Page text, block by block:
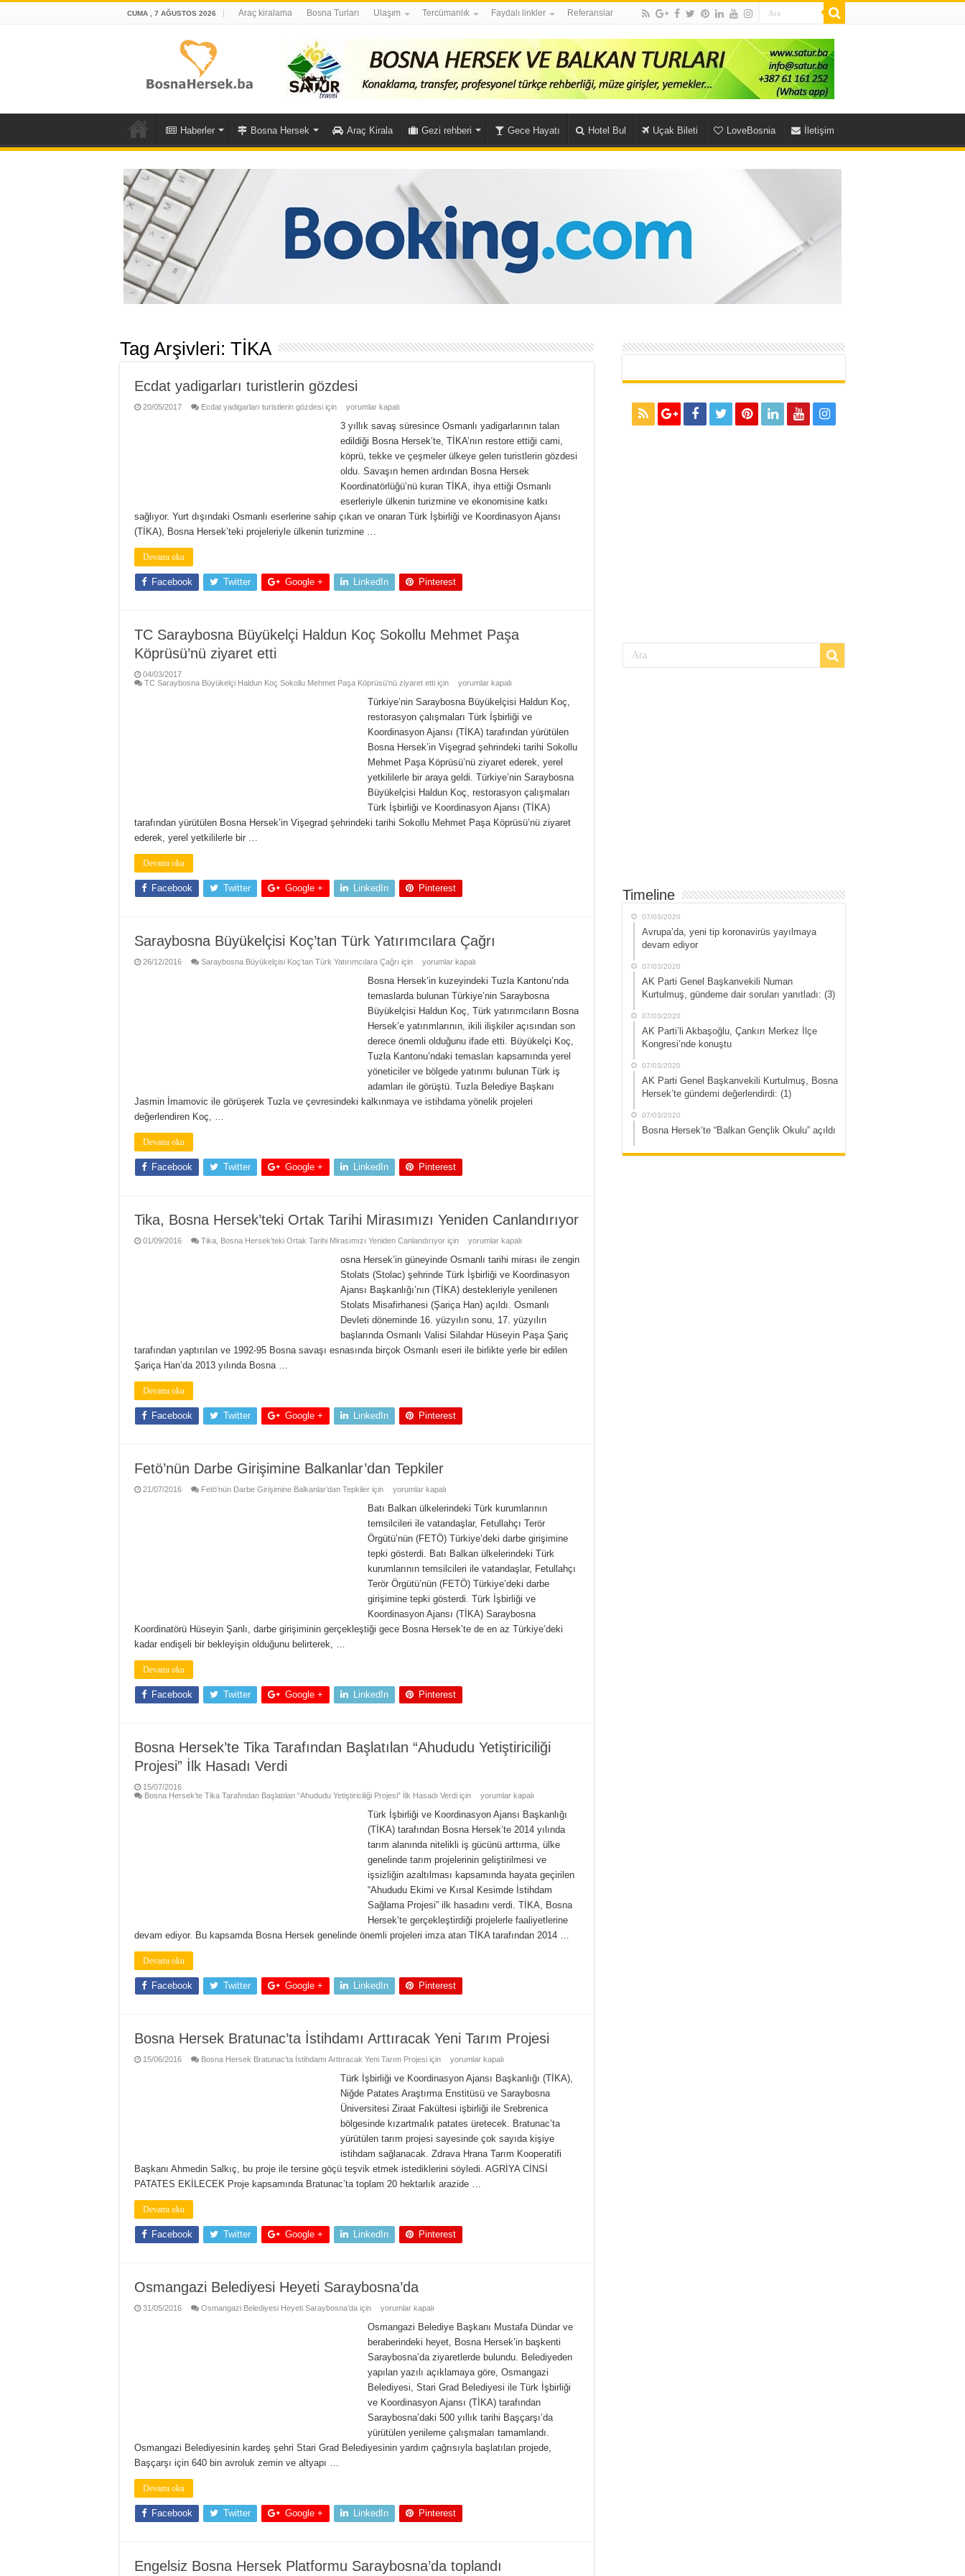
CUMA , 7 AĞUSTOS 2026 Araç kiralama Bosna Turları Ulaşım Tercümanlık Faydalı linkler Referanslar
Haberler Bosna Hersek Araç Kirala Gezi rehberi Gece Hayatı Hotel Bul Uçak Bileti LoveBosnia İletişim
Tag Arşivleri: TİKA
Ecdat yadigarları turistlerin gözdesi
20/05/2017 Ecdat yadigarları turistlerin gözdesi için yorumlar kapalı
3 yıllık savaş süresince Osmanlı yadigarlarının talan
edildiği Bosna Hersek’te, TİKA’nın restore ettiği cami,
köprü, tekke ve çeşmeler ülkeye gelen turistlerin gözdesi
oldu. Savaşın hemen ardından Bosna Hersek
Koordinatörlüğü’nü kuran TİKA, ihya ettiği Osmanlı
eserleriyle ülkenin turizmine ve ekonomisine katkı
sağlıyor. Yurt dışındaki Osmanlı eserlerine sahip çıkan ve onaran Türk İşbirliği ve Koordinasyon Ajansı
(TİKA), Bosna Hersek’teki projeleriyle ülkenin turizmine …
Devamı oku
Facebook Twitter Google + LinkedIn Pinterest
TC Saraybosna Büyükelçi Haldun Koç Sokollu Mehmet Paşa
Köprüsü’nü ziyaret etti
04/03/2017
TC Saraybosna Büyükelçi Haldun Koç Sokollu Mehmet Paşa Köprüsü’nü ziyaret etti için
yorumlar kapalı
Türkiye’nin Saraybosna Büyükelçisi Haldun Koç,
restorasyon çalışmaları Türk İşbirliği ve
Koordinasyon Ajansı (TİKA) tarafından yürütülen
Bosna Hersek’in Vişegrad şehrindeki tarihi Sokollu
Mehmet Paşa Köprüsü’nü ziyaret ederek, yerel
yetkililerle bir araya geldi. Türkiye’nin Saraybosna
Büyükelçisi Haldun Koç, restorasyon çalışmaları
Türk İşbirliği ve Koordinasyon Ajansı (TİKA)
tarafından yürütülen Bosna Hersek’in Vişegrad şehrindeki tarihi Sokollu Mehmet Paşa Köprüsü’nü ziyaret
ederek, yerel yetkililerle bir …
Devamı oku
Facebook Twitter Google + LinkedIn Pinterest
Saraybosna Büyükelçisi Koç’tan Türk Yatırımcılara Çağrı
26/12/2016 Saraybosna Büyükelçisi Koç’tan Türk Yatırımcılara Çağrı için yorumlar kapalı
Bosna Hersek’in kuzeyindeki Tuzla Kantonu’nda
temaslarda bulunan Türkiye’nin Saraybosna
Büyükelçisi Haldun Koç, Türk yatırımcıların Bosna
Hersek’e yatırımlarının, ikili ilişkiler açısından son
derece önemli olduğunu ifade etti. Büyükelçi Koç,
Tuzla Kantonu’ndaki temasları kapsamında yerel
yöneticiler ve bölgede yatırımı bulunan Türk iş
adamları ile görüştü. Tuzla Belediye Başkanı
Jasmin İmamovic ile görüşerek Tuzla ve çevresindeki kalkınmaya ve istihdama yönelik projeleri
değerlendiren Koç, …
Devamı oku
Facebook Twitter Google + LinkedIn Pinterest
Tika, Bosna Hersek’teki Ortak Tarihi Mirasımızı Yeniden Canlandırıyor
01/09/2016 Tika, Bosna Hersek’teki Ortak Tarihi Mirasımızı Yeniden Canlandırıyor için yorumlar kapalı
osna Hersek’in güneyinde Osmanlı tarihi mirası ile zengin
Stolats (Stolac) şehrinde Türk İşbirliği ve Koordinasyon
Ajansı Başkanlığı’nın (TİKA) destekleriyle yenilenen
Stolats Misafirhanesi (Şariça Han) açıldı. Osmanlı
Devleti döneminde 16. yüzyılın sonu, 17. yüzyılın
başlarında Osmanlı Valisi Silahdar Hüseyin Paşa Şariç
tarafından yaptırılan ve 1992-95 Bosna savaşı esnasında birçok Osmanlı eseri ile birlikte yerle bir edilen
Şariça Han’da 2013 yılında Bosna …
Devamı oku
Facebook Twitter Google + LinkedIn Pinterest
Fetö’nün Darbe Girişimine Balkanlar’dan Tepkiler
21/07/2016 Fetö’nün Darbe Girişimine Balkanlar’dan Tepkiler için yorumlar kapalı
Batı Balkan ülkelerindeki Türk kurumlarının
temsilcileri ile vatandaşlar, Fetullahçı Terör
Örgütü’nün (FETÖ) Türkiye’deki darbe girişimine
tepki gösterdi. Batı Balkan ülkelerindeki Türk
kurumlarının temsilcileri ile vatandaşlar, Fetullahçı
Terör Örgütü’nün (FETÖ) Türkiye’deki darbe
girişimine tepki gösterdi. Türk İşbirliği ve
Koordinasyon Ajansı (TİKA) Saraybosna
Koordinatörü Hüseyin Şanlı, darbe girişiminin gerçekleştiği gece Bosna Hersek’te de en az Türkiye’deki
kadar endişeli bir bekleyişin olduğunu belirterek, …
Devamı oku
Facebook Twitter Google + LinkedIn Pinterest
Bosna Hersek’te Tika Tarafından Başlatılan “Ahududu Yetiştiriciliği
Projesi” İlk Hasadı Verdi
15/07/2016
Bosna Hersek’te Tika Tarafından Başlatılan “Ahududu Yetiştiriciliği Projesi” İlk Hasadı Verdi için
yorumlar kapalı
Türk İşbirliği ve Koordinasyon Ajansı Başkanlığı
(TİKA) tarafından Bosna Hersek’te 2014 yılında
tarım alanında nitelikli iş gücünü arttırma, ülke
genelinde tarım projelerinin geliştirilmesi ve
işsizliğin azaltılması kapsamında hayata geçirilen
“Ahududu Ekimi ve Kırsal Kesimde İstihdam
Sağlama Projesi” ilk hasadını verdi. TİKA, Bosna
Hersek’te gerçekleştirdiği projelerle faaliyetlerine
devam ediyor. Bu kapsamda Bosna Hersek genelinde önemli projeleri imza atan TİKA tarafından 2014 …
Devamı oku
Facebook Twitter Google + LinkedIn Pinterest
Bosna Hersek Bratunac’ta İstihdamı Arttıracak Yeni Tarım Projesi
15/06/2016 Bosna Hersek Bratunac’ta İstihdamı Arttıracak Yeni Tarım Projesi için yorumlar kapalı
Türk İşbirliği ve Koordinasyon Ajansı Başkanlığı (TİKA),
Niğde Patates Araştırma Enstitüsü ve Saraybosna
Üniversitesi Ziraat Fakültesi işbirliği ile Srebrenica
bölgesinde kızartmalık patates üretecek. Bratunac’ta
yürütülen tarım projesi sayesinde çok sayıda kişiye
istihdam sağlanacak. Zdrava Hrana Tarım Kooperatifi
Başkanı Ahmedin Salkıç, bu proje ile tersine göçü teşvik etmek istediklerini söyledi. AGRİYA CİNSİ
PATATES EKİLECEK Proje kapsamında Bratunac’ta toplam 20 hektarlık arazide …
Devamı oku
Facebook Twitter Google + LinkedIn Pinterest
Osmangazi Belediyesi Heyeti Saraybosna’da
31/05/2016 Osmangazi Belediyesi Heyeti Saraybosna’da için yorumlar kapalı
Osmangazi Belediye Başkanı Mustafa Dündar ve
beraberindeki heyet, Bosna Hersek’in başkenti
Saraybosna’da ziyaretlerde bulundu. Belediyeden
yapılan yazılı açıklamaya göre, Osmangazi
Belediyesi, Stari Grad Belediyesi ile Türk İşbirliği
ve Koordinasyon Ajansı (TİKA) tarafından
Saraybosna’daki 500 yıllık tarihi Başçarşı’da
yürütülen yenileme çalışmaları tamamlandı.
Osmangazi Belediyesinin kardeş şehri Stari Grad Belediyesinin yardım çağrısıyla başlatılan projede,
Başçarşı için 640 bin avroluk zemin ve altyapı …
Devamı oku
Facebook Twitter Google + LinkedIn Pinterest
Engelsiz Bosna Hersek Platformu Saraybosna’da toplandı
Timeline
07/03/2020
Avrupa’da, yeni tip koronavirüs yayılmaya
devam ediyor
07/03/2020
AK Parti Genel Başkanvekili Numan
Kurtulmuş, gündeme dair soruları yanıtladı: (3)
07/03/2020
AK Parti’li Akbaşoğlu, Çankırı Merkez İlçe
Kongresi’nde konuştu
07/03/2020
AK Parti Genel Başkanvekili Kurtulmuş, Bosna
Hersek’te gündemi değerlendirdi: (1)
07/03/2020
Bosna Hersek’te “Balkan Gençlik Okulu” açıldı